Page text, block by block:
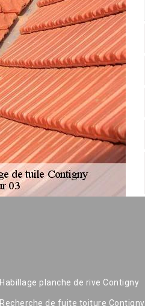
Habillage planche de rive Contigny
Recherche de fuite toiture Contigny